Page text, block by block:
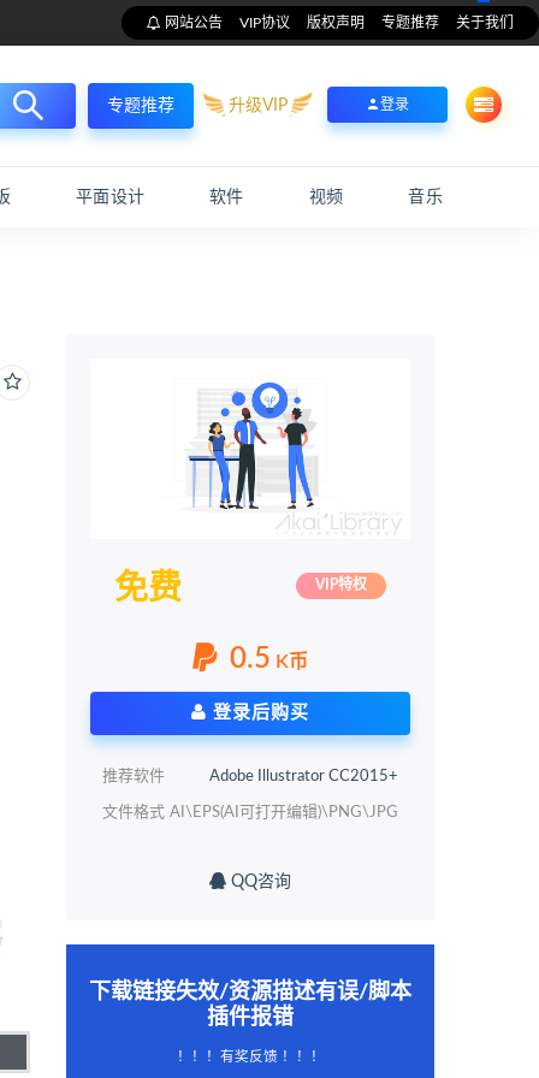
网站公告 VIP协议 版权声明 专题推荐 关于我们
专题推荐 升级VIP 登录
平面设计 软件 视频 音乐
免费 VIP特权
0.5 K币
登录后购买
推荐软件 Adobe Illustrator CC2015+
文件格式 AI\EPS(AI可打开编辑)\PNG\JPG
QQ咨询
下载链接失效/资源描述有误/脚本
插件报错
！！！有奖反馈 ！！！